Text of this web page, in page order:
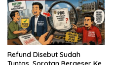
Refund Disebut Sudah